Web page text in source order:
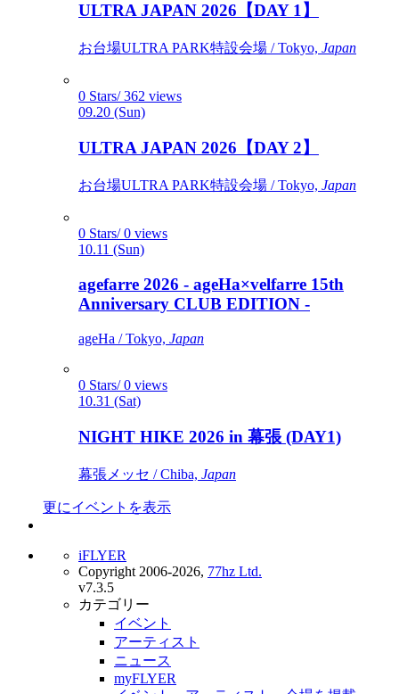
ULTRA JAPAN 2026【DAY 1】
お台場ULTRA PARK特設会場 / Tokyo, Japan
0 Stars/ 362 views
09.20 (Sun)
ULTRA JAPAN 2026【DAY 2】
お台場ULTRA PARK特設会場 / Tokyo, Japan
0 Stars/ 0 views
10.11 (Sun)
agefarre 2026 - ageHa×velfarre 15th
Anniversary CLUB EDITION -
ageHa / Tokyo, Japan
0 Stars/ 0 views
10.31 (Sat)
NIGHT HIKE 2026 in 幕張 (DAY1)
幕張メッセ / Chiba, Japan
更にイベントを表示
iFLYER
Copyright 2006-2026, 77hz Ltd.
v7.3.5
カテゴリー
イベント
アーティスト
ニュース
myFLYER